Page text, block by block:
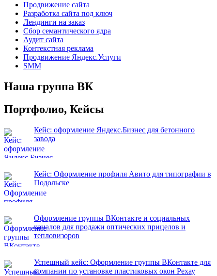
Продвижение сайта
Разработка сайта под ключ
Лендинги на заказ
Сбор семантического ядра
Аудит сайта
Контекстная реклама
Продвижение Яндекс.Услуги
SMM
Наша группа ВК
Портфолио, Кейсы
Кейс: оформление Яндекс.Бизнес для бетонного
завода
Кейс: Оформление профиля Авито для типографии в
Подольске
Оформление группы ВКонтакте и социальных
каналов для продажи оптических прицелов и
тепловизоров
Успешный кейс: Оформление группы ВКонтакте для
компании по установке пластиковых окон Рехау